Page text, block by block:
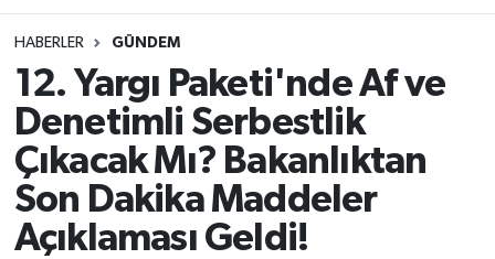
HABERLER GÜNDEM
12. Yargı Paketi'nde Af ve
Denetimli Serbestlik
Çıkacak Mı? Bakanlıktan
Son Dakika Maddeler
Açıklaması Geldi!
Ayvalık
Balya
Bandırma
Bigadiç
BİYOGRAFİLER
Balıkesir Hava Durumu
Balıkesir Namaz Vakitleri
Balıkesir Trafik Yoğunluk Haritası
Süper Lig Puan Durumu ve Fikstür
Tüm Manşetler